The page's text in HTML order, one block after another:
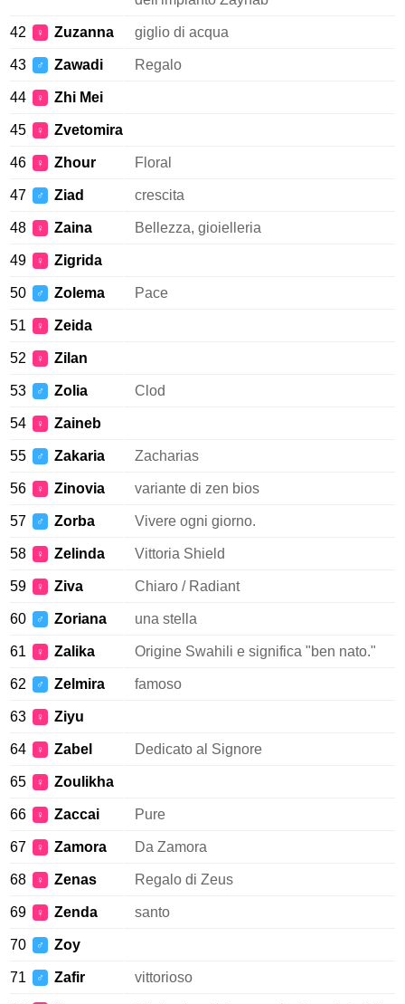
42 ♀ Zuzanna giglio di acqua
43 ♂ Zawadi Regalo
44 ♀ Zhi Mei
45 ♀ Zvetomira
46 ♀ Zhour Floral
47 ♂ Ziad crescita
48 ♀ Zaina Bellezza, gioielleria
49 ♀ Zigrida
50 ♂ Zolema Pace
51 ♀ Zeida
52 ♀ Zilan
53 ♂ Zolia Clod
54 ♀ Zaineb
55 ♂ Zakaria Zacharias
56 ♀ Zinovia variante di zen bios
57 ♂ Zorba Vivere ogni giorno.
58 ♀ Zelinda Vittoria Shield
59 ♀ Ziva Chiaro / Radiant
60 ♂ Zoriana una stella
61 ♀ Zalika Origine Swahili e significa "ben nato."
62 ♂ Zelmira famoso
63 ♀ Ziyu
64 ♀ Zabel Dedicato al Signore
65 ♀ Zoulikha
66 ♀ Zaccai Pure
67 ♀ Zamora Da Zamora
68 ♀ Zenas Regalo di Zeus
69 ♀ Zenda santo
70 ♂ Zoy
71 ♂ Zafir vittorioso